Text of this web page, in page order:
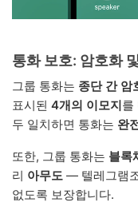
통화 보호: 암호화
그룹 통화는 종단 간 암
표시된 4개의 이모지를
두 일치하면 통화는 완
또한, 그룹 통화는 블록
리 아무도 — 텔레그램
없도록 보장합니다.